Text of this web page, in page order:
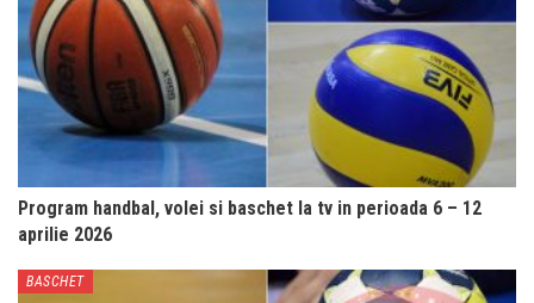
Program handbal, volei si baschet la tv in perioada 6 – 12
aprilie 2026
BASCHET